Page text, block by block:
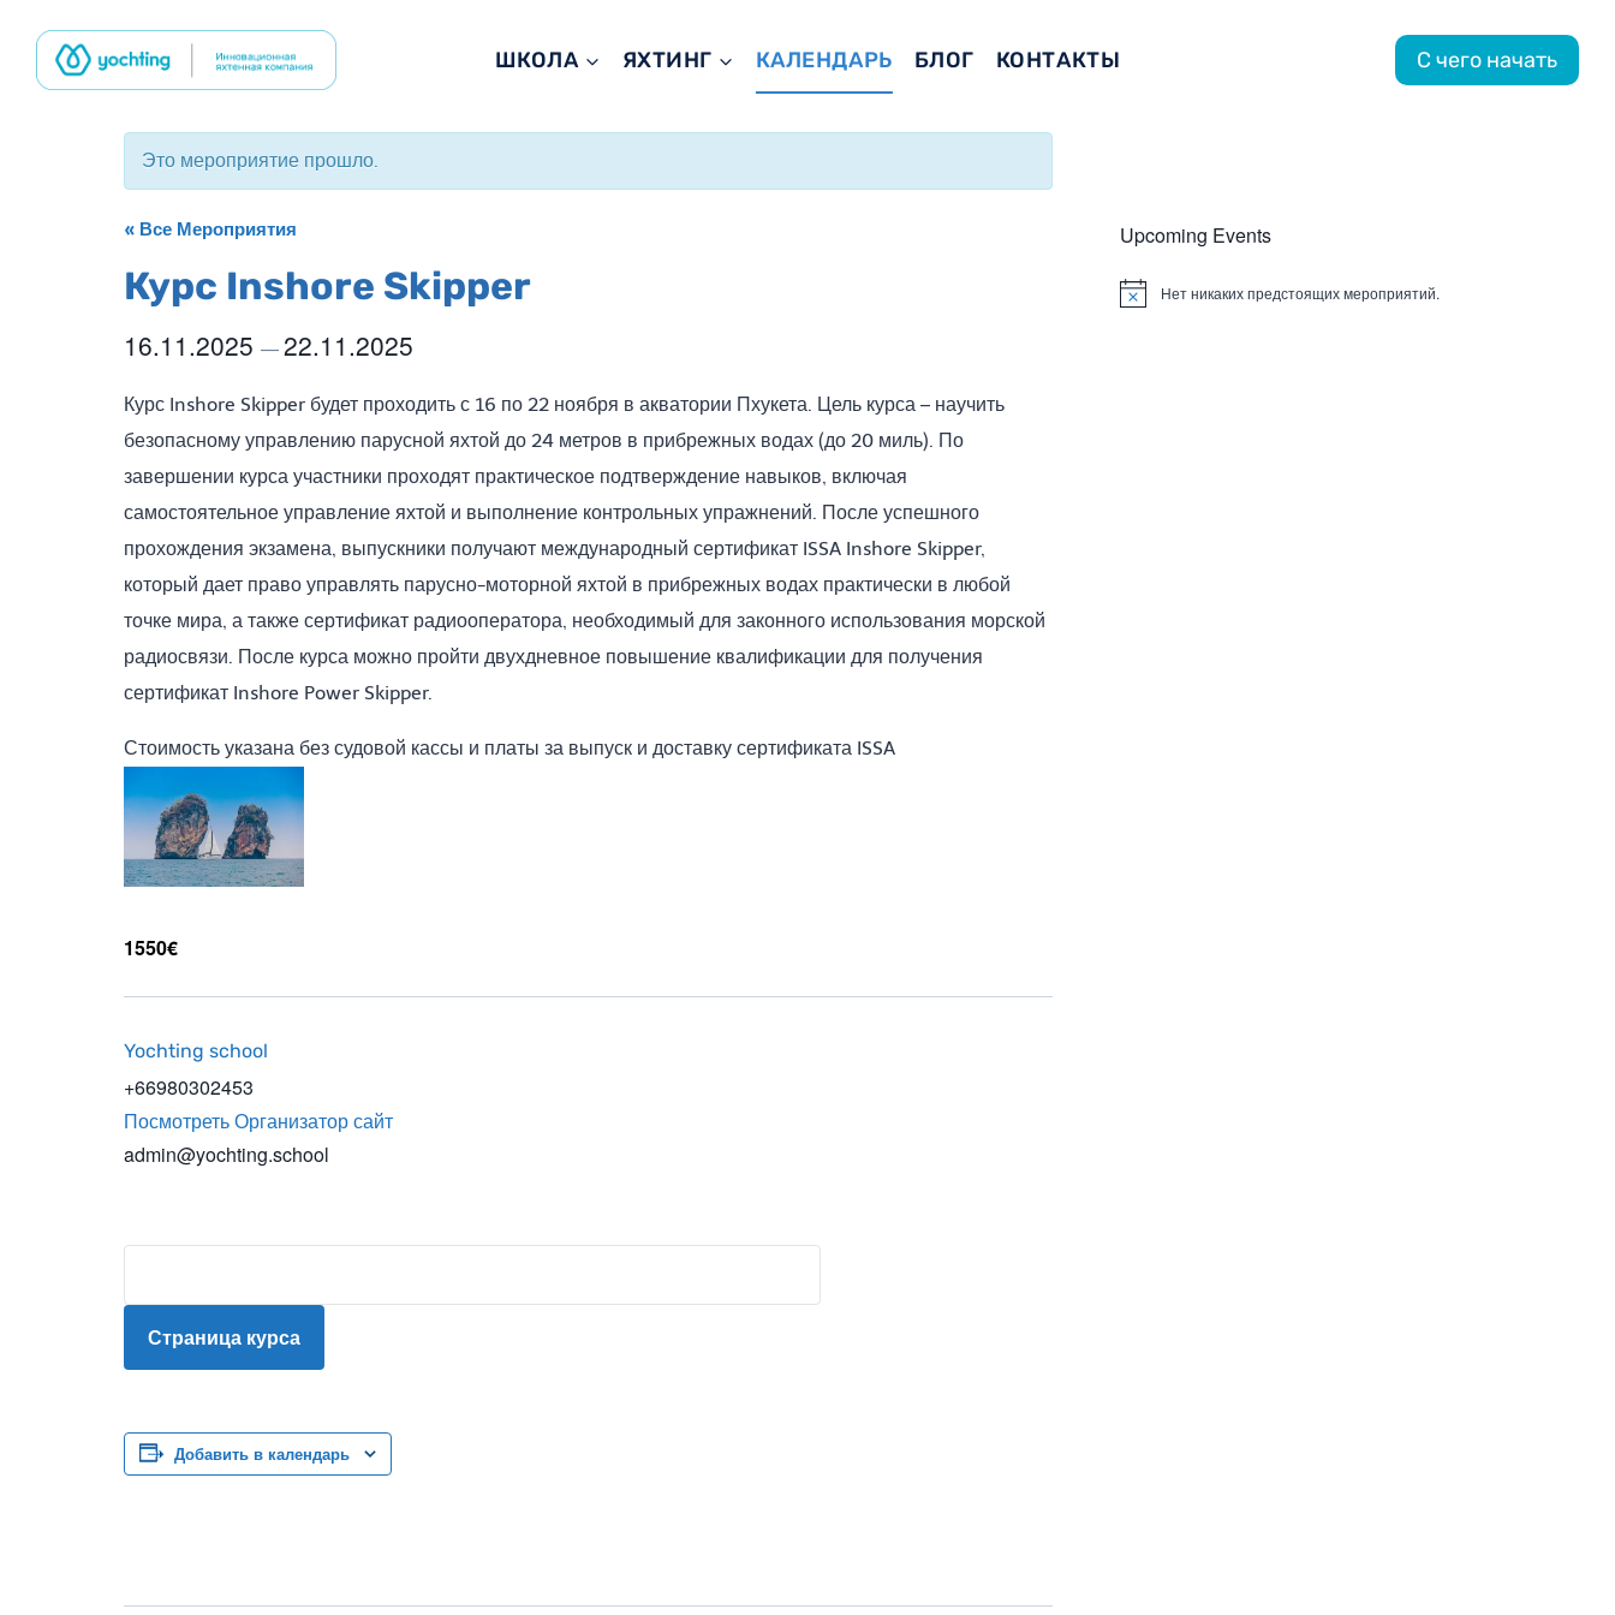
содержимому
ШКОЛА ЯХТИНГ КАЛЕНДАРЬ БЛОГ КОНТАКТЫ С чего начать
Это мероприятие прошло.
« Все Мероприятия
Курс Inshore Skipper
16.11.2025 —22.11.2025
Курс Inshore Skipper будет проходить с 16 по 22 ноября в акватории Пхукета. Цель курса – научить
безопасному управлению парусной яхтой до 24 метров в прибрежных водах (до 20 миль). По
завершении курса участники проходят практическое подтверждение навыков, включая
самостоятельное управление яхтой и выполнение контрольных упражнений. После успешного
прохождения экзамена, выпускники получают международный сертификат ISSA Inshore Skipper,
который дает право управлять парусно-моторной яхтой в прибрежных водах практически в любой
точке мира, а также сертификат радиооператора, необходимый для законного использования морской
радиосвязи. После курса можно пройти двухдневное повышение квалификации для получения
сертификат Inshore Power Skipper.
Стоимость указана без судовой кассы и платы за выпуск и доставку сертификата ISSA
1550€
Yochting school
+66980302453
Посмотреть Организатор сайт
admin@yochting.school
Страница курса
Добавить в календарь
Upcoming Events
ЗаметкаНет никаких предстоящих мероприятий.